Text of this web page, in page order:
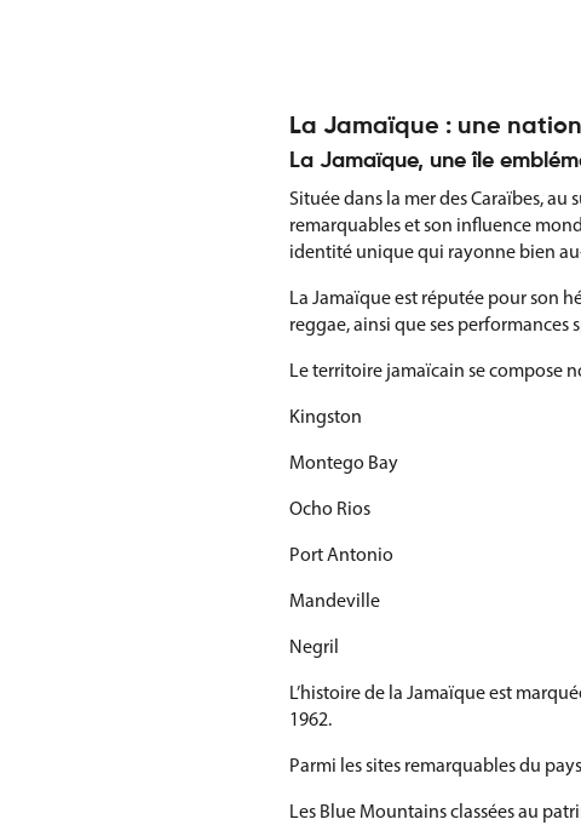
La Jamaïque : une
La Jamaïque, une île
Située dans la mer des Caraïbes,
remarquables et son influence
identité unique qui rayonne bien
La Jamaïque est réputée pour son
reggae, ainsi que ses
Le territoire jamaïcain se compose
Kingston
Montego Bay
Ocho Rios
Port Antonio
Mandeville
Negril
L’histoire de la Jamaïque est
1962.
Parmi les sites remarquables du
Les Blue Mountains classées au